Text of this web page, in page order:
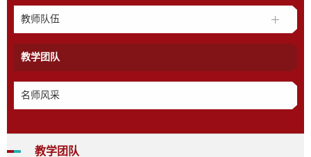
教师队伍
教学团队
名师风采
教学团队